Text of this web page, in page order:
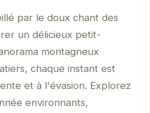
par le doux chant des
un délicieux petit-
montagneux
chaque instant est
et à l'évasion. Explorez
environnants,